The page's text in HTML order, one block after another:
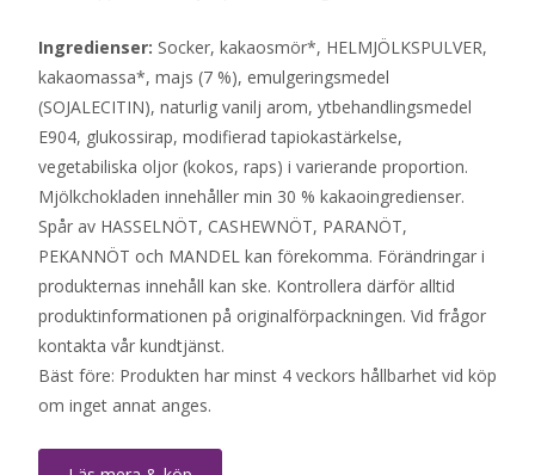
Ingredienser: Socker, kakaosmör*, HELMJÖLKSPULVER,
kakaomassa*, majs (7 %), emulgeringsmedel
(SOJALECITIN), naturlig vanilj arom, ytbehandlingsmedel
E904, glukossirap, modifierad tapiokastärkelse,
vegetabiliska oljor (kokos, raps) i varierande proportion.
Mjölkchokladen innehåller min 30 % kakaoingredienser.
Spår av HASSELNÖT, CASHEWNÖT, PARANÖT,
PEKANNÖT och MANDEL kan förekomma. Förändringar i
produkternas innehåll kan ske. Kontrollera därför alltid
produktinformationen på originalförpackningen. Vid frågor
kontakta vår kundtjänst.
Bäst före: Produkten har minst 4 veckors hållbarhet vid köp
om inget annat anges.